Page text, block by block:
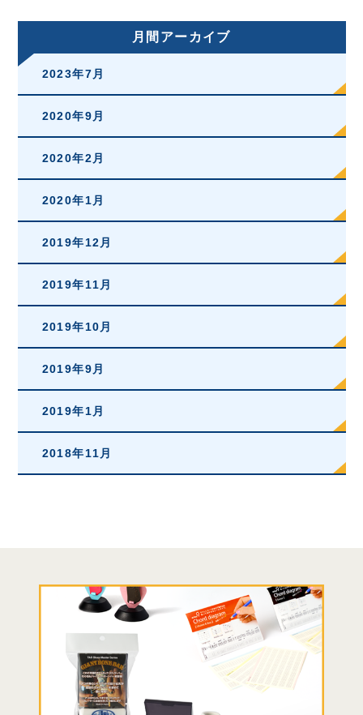
月間アーカイブ
2023年7月
2020年9月
2020年2月
2020年1月
2019年12月
2019年11月
2019年10月
2019年9月
2019年1月
2018年11月